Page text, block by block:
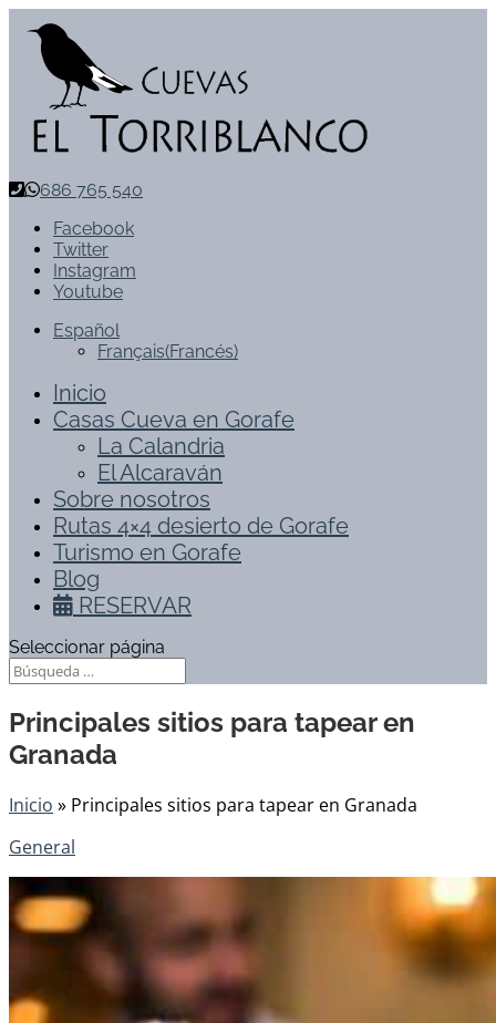
686 765 540
Facebook
Twitter
Instagram
Youtube
Español
Français(Francés)
Inicio
Casas Cueva en Gorafe
La Calandria
El Alcaraván
Sobre nosotros
Rutas 4×4 desierto de Gorafe
Turismo en Gorafe
Blog
RESERVAR
Seleccionar página
Principales sitios para tapear en
Granada
Inicio » Principales sitios para tapear en Granada
General